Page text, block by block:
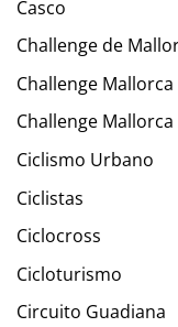
Casco
Challenge de
Challenge Mallorca
Challenge Mallorca
Ciclismo Urbano
Ciclistas
Ciclocross
Cicloturismo
Circuito Guadiana